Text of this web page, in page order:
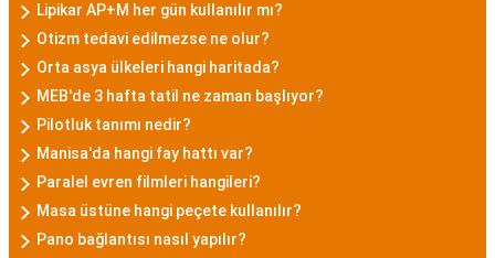
Lipikar AP+M her gün kullanılır mı?
Otizm tedavi edilmezse ne olur?
Orta asya ülkeleri hangi haritada?
MEB'de 3 hafta tatil ne zaman başlıyor?
Pilotluk tanımı nedir?
Manisa'da hangi fay hattı var?
Paralel evren filmleri hangileri?
Masa üstüne hangi peçete kullanılır?
Pano bağlantısı nasıl yapılır?